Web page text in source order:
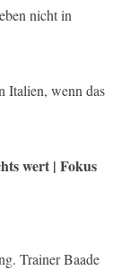
nicht in
Italien, wenn das
wert | Fokus
Trainer Baade